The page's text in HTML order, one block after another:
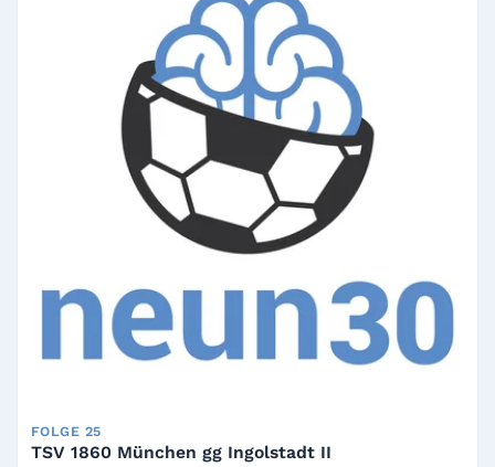
FOLGE 25
TSV 1860 München gg Ingolstadt II